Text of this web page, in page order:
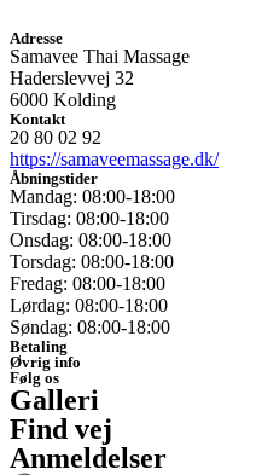
Adresse
Samavee Thai Massage
Haderslevvej 32
6000 Kolding
Kontakt
20 80 02 92
https://samaveemassage.dk/
Åbningstider
Mandag: 08:00-18:00
Tirsdag: 08:00-18:00
Onsdag: 08:00-18:00
Torsdag: 08:00-18:00
Fredag: 08:00-18:00
Lørdag: 08:00-18:00
Søndag: 08:00-18:00
Betaling
Øvrig info
Følg os
Galleri
Find vej
Anmeldelser